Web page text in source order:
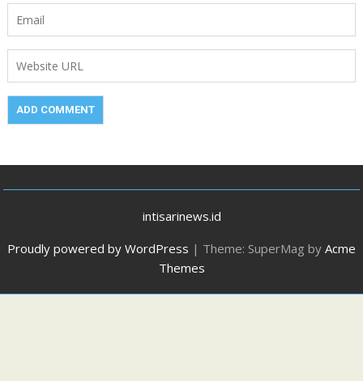
intisarinews.id
Proudly powered by WordPress | Theme: SuperMag by Acme
Themes